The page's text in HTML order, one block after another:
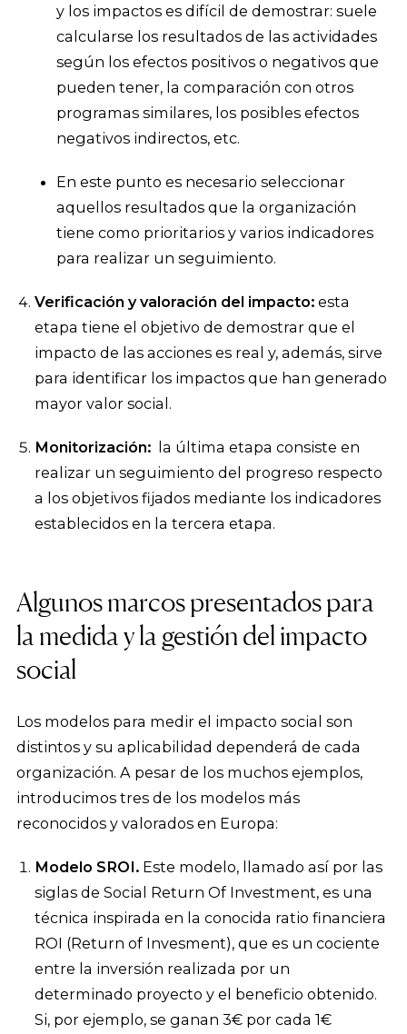
y los impactos es difícil de demostrar: suele
calcularse los resultados de las actividades
según los efectos positivos o negativos que
pueden tener, la comparación con otros
programas similares, los posibles efectos
negativos indirectos, etc.
En este punto es necesario seleccionar
aquellos resultados que la organización
tiene como prioritarios y varios indicadores
para realizar un seguimiento.
Verificación y valoración del impacto: esta
etapa tiene el objetivo de demostrar que el
impacto de las acciones es real y, además, sirve
para identificar los impactos que han generado
mayor valor social.
Monitorización: la última etapa consiste en
realizar un seguimiento del progreso respecto
a los objetivos fijados mediante los indicadores
establecidos en la tercera etapa.
Algunos marcos presentados para
la medida y la gestión del impacto
social
Los modelos para medir el impacto social son
distintos y su aplicabilidad dependerá de cada
organización. A pesar de los muchos ejemplos,
introducimos tres de los modelos más
reconocidos y valorados en Europa:
Modelo SROI. Este modelo, llamado así por las
siglas de Social Return Of Investment, es una
técnica inspirada en la conocida ratio financiera
ROI (Return of Invesment), que es un cociente
entre la inversión realizada por un
determinado proyecto y el beneficio obtenido.
Si, por ejemplo, se ganan 3€ por cada 1€